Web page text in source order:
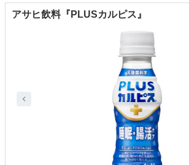
アサヒ飲料『PLUSカルピス』